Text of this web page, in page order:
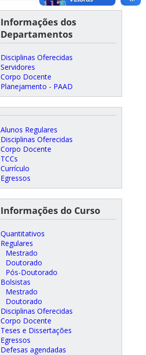
Informações dos
Departamentos
Disciplinas Oferecidas
Servidores
Corpo Docente
Planejamento - PAAD
Alunos Regulares
Disciplinas Oferecidas
Corpo Docente
TCCs
Currículo
Egressos
Informações do Curso
Quantitativos
Regulares
Mestrado
Doutorado
Pós-Doutorado
Bolsistas
Mestrado
Doutorado
Disciplinas Oferecidas
Corpo Docente
Teses e Dissertações
Egressos
Defesas agendadas